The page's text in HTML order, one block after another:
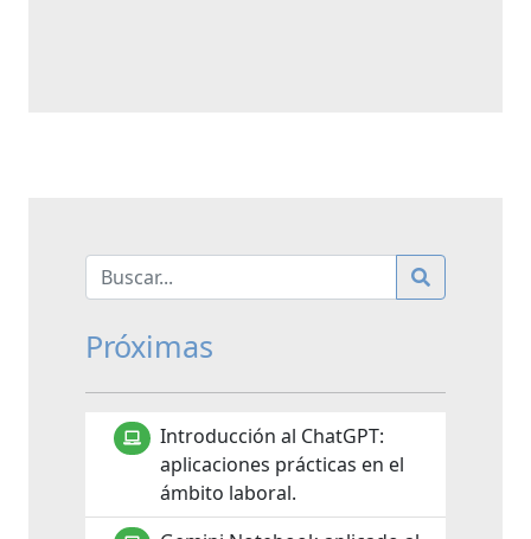
Próximas
Introducción al ChatGPT:
aplicaciones prácticas en el
ámbito laboral.